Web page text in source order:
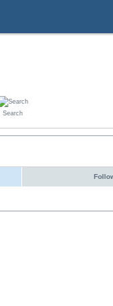
Search